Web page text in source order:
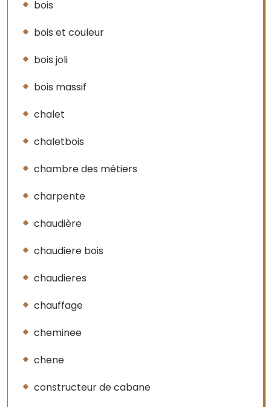
bois
bois et couleur
bois joli
bois massif
chalet
chaletbois
chambre des métiers
charpente
chaudière
chaudiere bois
chaudieres
chauffage
cheminee
chene
constructeur de cabane